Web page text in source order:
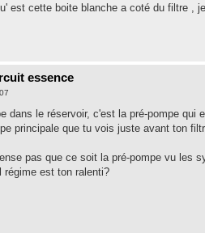
est cette boite blanche a coté du filtre ,
essence
dans le réservoir, c'est la pré-pompe
principale que tu vois juste avant ton
pas que ce soit la pré-pompe vu
régime est ton ralenti?